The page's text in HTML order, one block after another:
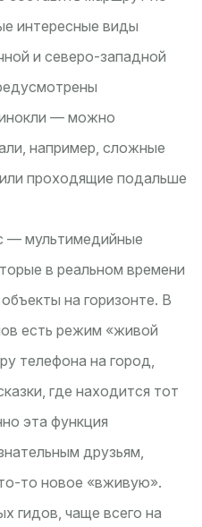
интересные виды
и северо-западной
— можно
например, сложные
проходящие подальше
— мультимедийные
в реальном времени
на горизонте. В
есть режим «живой
телефона на город,
где находится тот
эта функция
друзьям,
то новое «вживую».
гидов, чаще всего на